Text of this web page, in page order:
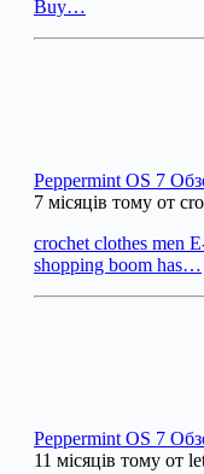
Buy…
Peppermint OS 7
7 місяців тому от
crochet clothes men
shopping boom has…
Peppermint OS 7
11 місяців тому от